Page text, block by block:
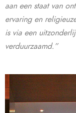
aan een staat van
ervaring en
is via een
verduurzaamd.”